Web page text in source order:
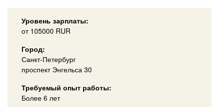
Уровень зарплаты:
от 105000 RUR
Город:
Санкт-Петербург
проспект Энгельса 30
Требуемый опыт работы:
Более 6 лет